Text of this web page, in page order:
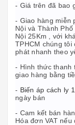
- Giá trên đã bao
- Giao hàng miễn
Nội và Thành
Nội 25Km , với
TPHCM chúng tôi
phát nhanh theo
- Hình thức thanh
giao hàng bằng
- Biến áp cách ly
ngày bán
- Cam kết bán
Hóa đơn VAT nếu